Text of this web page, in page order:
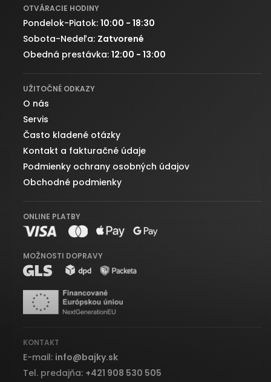
OTVÁRACIE HODINY
Pondelok-Piatok: 10:00 - 18:30
Sobota-Nedeľa: Zatvorené
Obedná prestávka: 12:00 - 13:00
UŽITOČNÉ ODKAZY
O nás
Servis
Často kladené otázky
Kontakt a fakturačné údaje
Podmienky ochrany osobných údajov
Obchodné podmienky
ONLINE PLATBY
MOŽNOSTI DOPRAVY
KONTAKT
E-mail: info@bajky.sk
Tel. predajňa: +421 908 530 505